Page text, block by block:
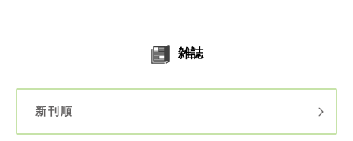
雑誌
新刊順